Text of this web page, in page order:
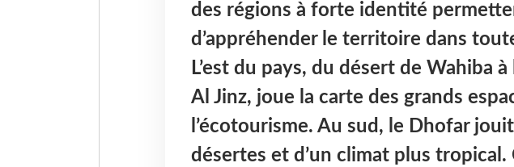
des régions à forte identité
d’appréhender le territoire dans
L’est du pays, du désert de Wahiba
Al Jinz, joue la carte des grands
l’écotourisme. Au sud, le Dhofar
désertes et d’un climat plus tropical.